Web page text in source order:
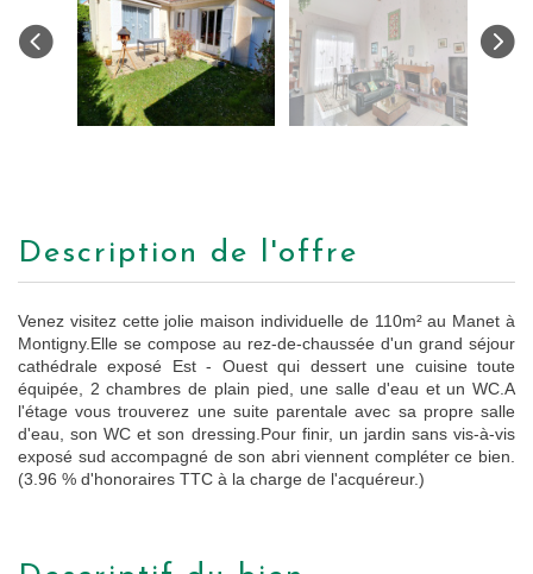
description de l'offre
Venez visitez cette jolie maison individuelle de 110m² au Manet à
Montigny.Elle se compose au rez-de-chaussée d'un grand séjour
cathédrale exposé Est - Ouest qui dessert une cuisine toute
équipée, 2 chambres de plain pied, une salle d'eau et un WC.A
l'étage vous trouverez une suite parentale avec sa propre salle
d'eau, son WC et son dressing.Pour finir, un jardin sans vis-à-vis
exposé sud accompagné de son abri viennent compléter ce bien.
(3.96 % d'honoraires TTC à la charge de l'acquéreur.)